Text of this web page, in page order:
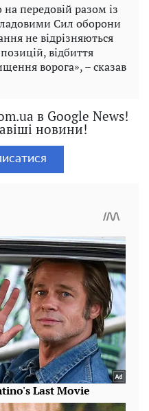
передовій разом із
Сил оборони
не відрізняються
відбиття
ворога», – сказав
в Google News!
новини!